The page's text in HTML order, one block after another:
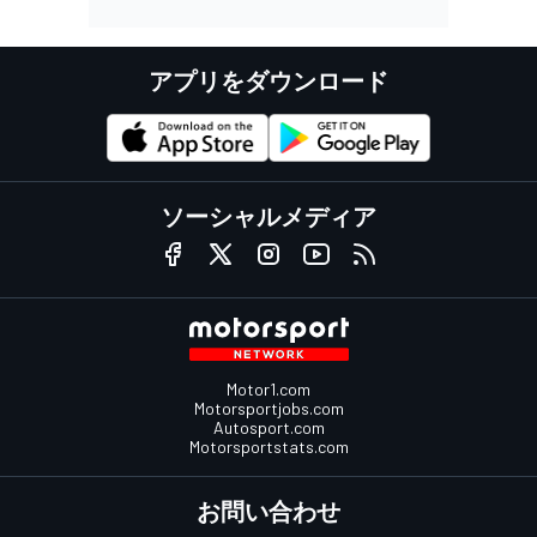
アプリをダウンロード
ソーシャルメディア
Motor1.com
Motorsportjobs.com
Autosport.com
Motorsportstats.com
お問い合わせ